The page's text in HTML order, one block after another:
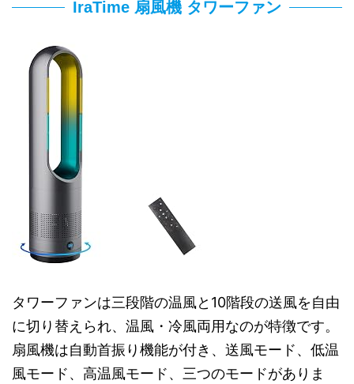
IraTime 扇風機 タワーファン
タワーファンは三段階の温風と10階段の送風を自由
に切り替えられ、温風・冷風両用なのが特徴です。
扇風機は自動首振り機能が付き、送風モード、低温
風モード、高温風モード、三つのモードがありま